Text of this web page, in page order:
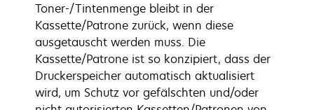
Toner-/Tintenmenge bleibt in der
Kassette/Patrone zurück, wenn diese
ausgetauscht werden muss. Die
Kassette/Patrone ist so konzipiert, dass der
Druckerspeicher automatisch aktualisiert
wird, um Schutz vor gefälschten und/oder